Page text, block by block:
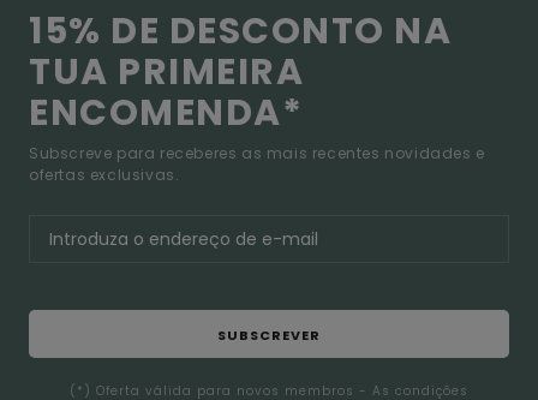
15% DE DESCONTO NA
TUA PRIMEIRA
ENCOMENDA*
Subscreve para receberes as mais recentes novidades e
ofertas exclusivas.
SUBSCREVER
(*) Oferta válida para novos membros - As condições